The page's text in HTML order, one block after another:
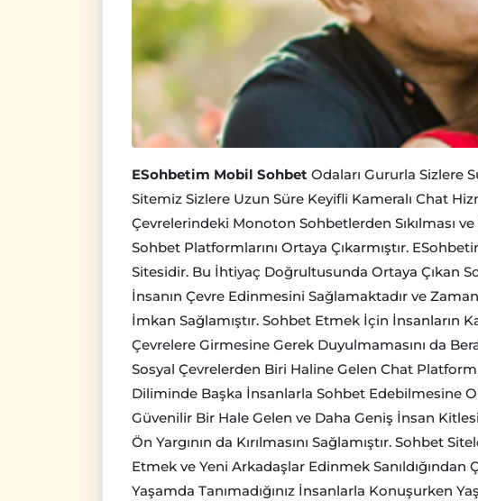
ESohbetim Mobil Sohbet Odaları Gururla Sizlere
Sitemiz Sizlere Uzun Süre Keyifli Kameralı Chat
Çevrelerindeki Monoton Sohbetlerden Sıkılması
Sohbet Platformlarını Ortaya Çıkarmıştır.
Sitesidir. Bu İhtiyaç Doğrultusunda Ortaya Çıkan
İnsanın Çevre Edinmesini Sağlamaktadır ve
İmkan Sağlamıştır. Sohbet Etmek İçin İnsanların
Çevrelere Girmesine Gerek Duyulmamasını da
Sosyal Çevrelerden Biri Haline Gelen Chat
Diliminde Başka İnsanlarla Sohbet Edebilmesine
Güvenilir Bir Hale Gelen ve Daha Geniş İnsan
Ön Yargının da Kırılmasını Sağlamıştır. Sohbet
Etmek ve Yeni Arkadaşlar Edinmek Sanıldığından
Yaşamda Tanımadığınız İnsanlarla Konuşurken